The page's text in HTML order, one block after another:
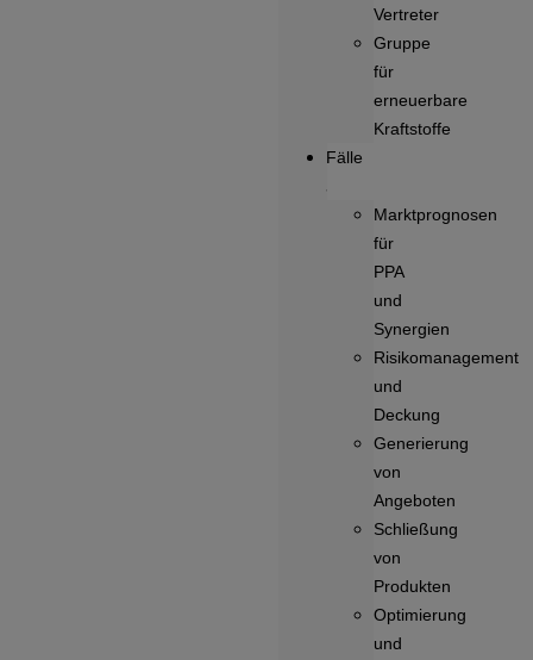
Vertreter
Gruppe
für
erneuerbare
Kraftstoffe
Fälle
Marktprognosen
für
PPA
und
Synergien
Risikomanagement
und
Deckung
Generierung
von
Angeboten
Schließung
von
Produkten
Optimierung
und